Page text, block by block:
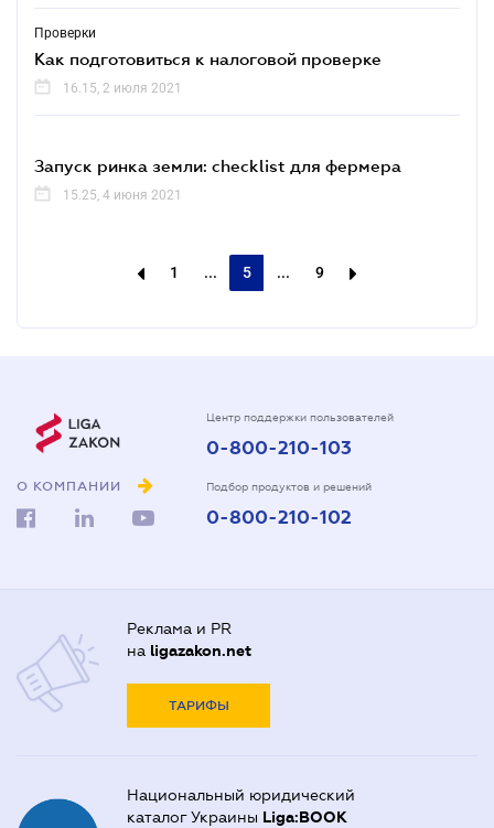
Проверки
Как подготовиться к налоговой проверке
16.15, 2 июля 2021
Запуск ринка земли: checklist для фермера
15.25, 4 июня 2021
1 ... 5 ... 9
О КОМПАНИИ
Центр поддержки пользователей
0-800-210-103
Подбор продуктов и решений
0-800-210-102
Реклама и PR
на ligazakon.net
ТАРИФЫ
Национальный юридический
каталог Украины Liga:BOOK